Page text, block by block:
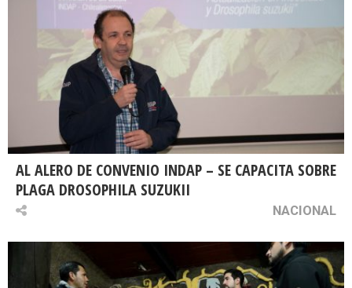
AL ALERO DE CONVENIO INDAP – SE CAPACITA SOBRE
PLAGA DROSOPHILA SUZUKII
NACIONAL